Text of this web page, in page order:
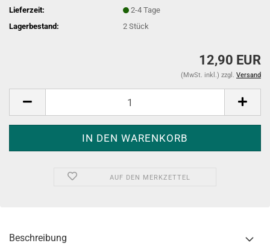
Lieferzeit:
2-4 Tage
Lagerbestand:
2Stück
12,90 EUR
(MwSt. inkl.) zzgl. Versand
AUF DEN MERKZETTEL
Beschreibung